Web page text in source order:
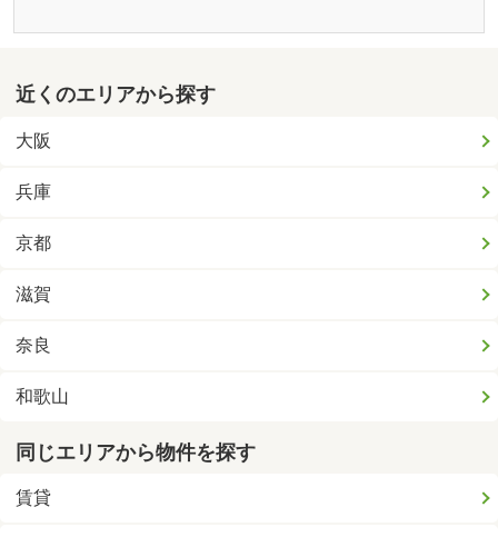
近くのエリアから探す
大阪
兵庫
京都
滋賀
奈良
和歌山
同じエリアから物件を探す
賃貸